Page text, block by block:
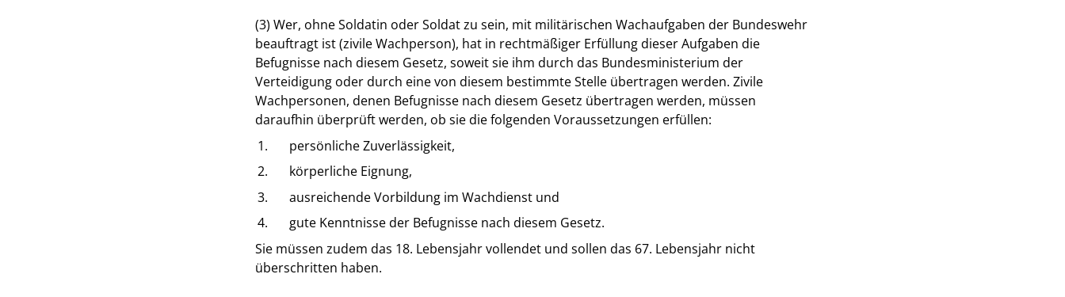
(3) Wer, ohne Soldatin oder Soldat zu sein, mit militärischen Wachaufgaben der Bundeswehr
beauftragt ist (zivile Wachperson), hat in rechtmäßiger Erfüllung dieser Aufgaben die
Befugnisse nach diesem Gesetz, soweit sie ihm durch das Bundesministerium der
Verteidigung oder durch eine von diesem bestimmte Stelle übertragen werden. Zivile
Wachpersonen, denen Befugnisse nach diesem Gesetz übertragen werden, müssen
daraufhin überprüft werden, ob sie die folgenden Voraussetzungen erfüllen:
1.
persönliche Zuverlässigkeit,
2.
körperliche Eignung,
3.
ausreichende Vorbildung im Wachdienst und
4.
gute Kenntnisse der Befugnisse nach diesem Gesetz.
Sie müssen zudem das 18. Lebensjahr vollendet und sollen das 67. Lebensjahr nicht
überschritten haben.